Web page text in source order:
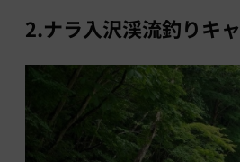
2.ナラ入沢渓流釣りキ